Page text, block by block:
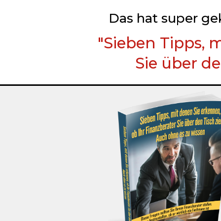
Das hat super
"Sieben Tipps,
Sie über